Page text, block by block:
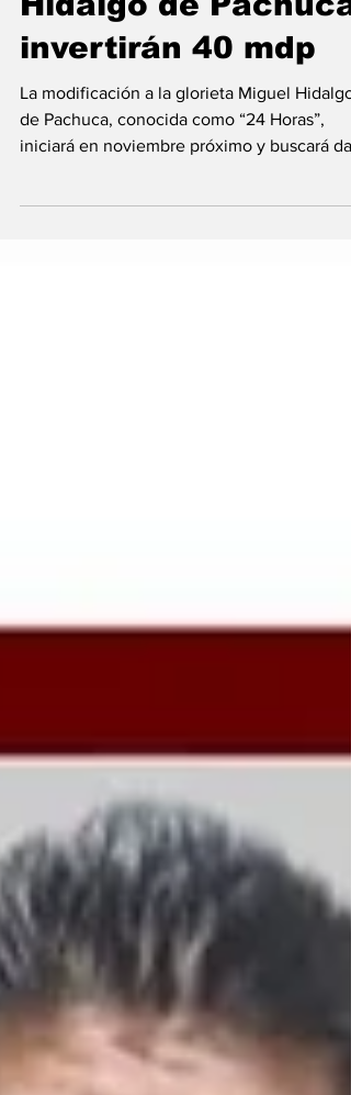
Hidalgo de Pachuca;
invertirán 40 mdp
La modificación a la glorieta Miguel Hidalgo
de Pachuca, conocida como “24 Horas”,
seguridad...